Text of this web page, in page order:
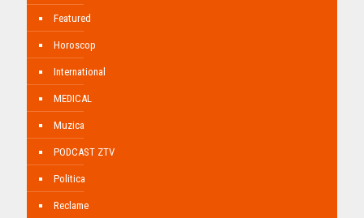
Featured
Horoscop
International
MEDICAL
Muzica
PODCAST ZTV
Politica
Reclame